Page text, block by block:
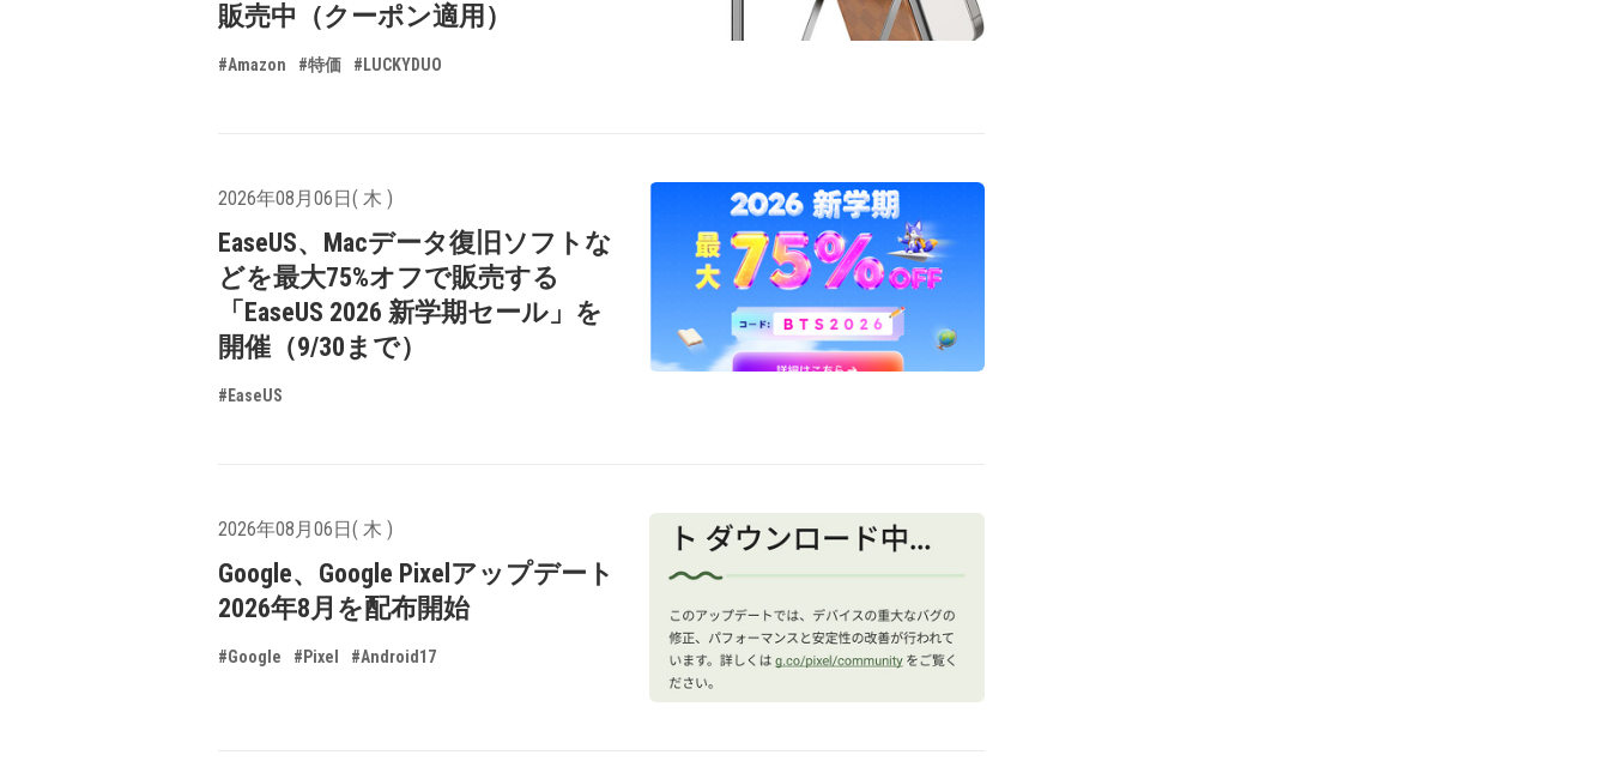
販売中（クーポン適用）
#Amazon #特価 #LUCKYDUO
2026年08月06日( 木 )
EaseUS、Macデータ復旧ソフトな
どを最大75%オフで販売する
「EaseUS 2026 新学期セール」を
開催（9/30まで）
#EaseUS
2026年08月06日( 木 )
Google、Google Pixelアップデート
2026年8月を配布開始
#Google #Pixel #Android17